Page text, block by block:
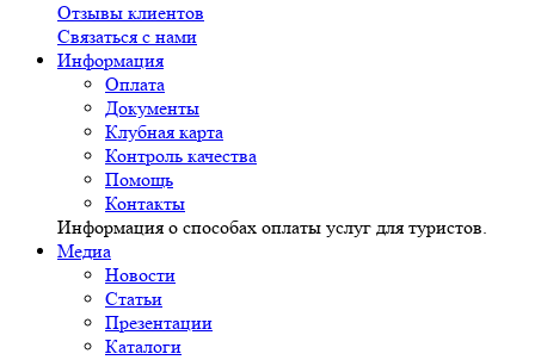
Отзывы клиентов
Связаться с нами
Информация
Оплата
Документы
Клубная карта
Контроль качества
Помощь
Контакты
Информация о способах оплаты услуг для туристов.
Медиа
Новости
Статьи
Презентации
Каталоги